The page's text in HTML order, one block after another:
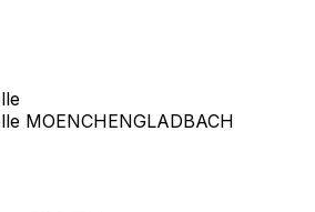
MOENCHENGLADBACH